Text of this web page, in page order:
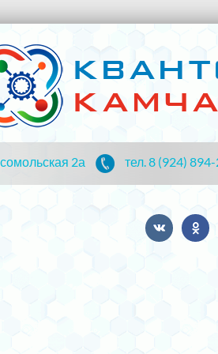
2а тел. 8 (924)